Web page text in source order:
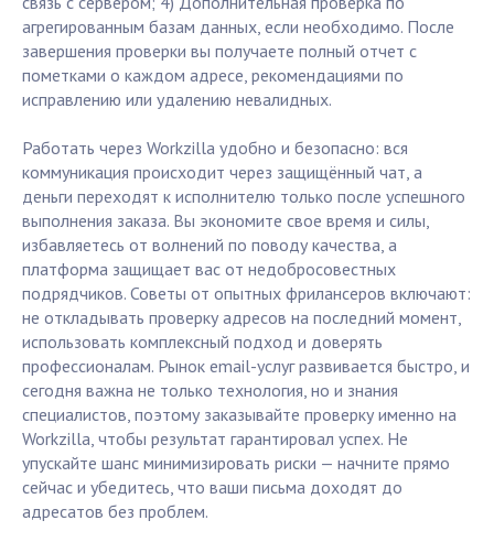
агрегированным базам данных, если необходимо. После
завершения проверки вы получаете полный отчет с
пометками о каждом адресе, рекомендациями по
исправлению или удалению невалидных.
Работать через Workzilla удобно и безопасно: вся
коммуникация происходит через защищённый чат, а
деньги переходят к исполнителю только после успешного
выполнения заказа. Вы экономите свое время и силы,
избавляетесь от волнений по поводу качества, а
платформа защищает вас от недобросовестных
подрядчиков. Советы от опытных фрилансеров включают:
не откладывать проверку адресов на последний момент,
использовать комплексный подход и доверять
профессионалам. Рынок email-услуг развивается быстро, и
сегодня важна не только технология, но и знания
специалистов, поэтому заказывайте проверку именно на
Workzilla, чтобы результат гарантировал успех. Не
упускайте шанс минимизировать риски — начните прямо
сейчас и убедитесь, что ваши письма доходят до
адресатов без проблем.